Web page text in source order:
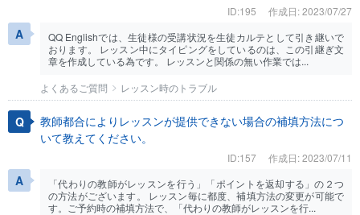
ID:195
作成日: 2023/07/27
QQ Englishでは、生徒様の受講状況を生徒カルテとして引き継いで
おります。 レッスン中にタイピングをしているのは、この引継ぎ文
章を作成している為です。 レッスンと関係の無い作業では...
よくあるご質問
レッスン時のトラブル
教師都合によりレッスンが提供できない場合の補填方法につ
いて教えてください。
ID:157
作成日: 2023/07/11
「代わりの教師がレッスンを行う」「ポイントを返却する」の２つ
の方法がございます。 レッスン毎に都度、補填方法の変更が可能で
す。ご予約時の補填方法で、「代わりの教師がレッスンを行...